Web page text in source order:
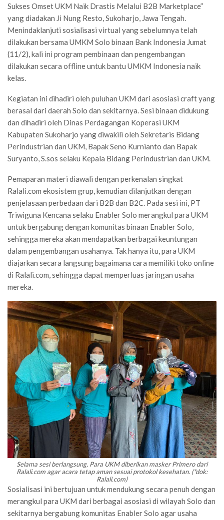
Sukses Omset UKM Naik Drastis Melalui B2B Marketplace”
yang diadakan Ji Nung Resto, Sukoharjo, Jawa Tengah.
Menindaklanjuti sosialisasi virtual yang sebelumnya telah
dilakukan bersama UMKM Solo binaan Bank Indonesia Jumat
(11/2), kali ini program pembinaan dan pengembangan
dilakukan secara offline untuk bantu UMKM Indonesia naik
kelas.
Kegiatan ini dihadiri oleh puluhan UKM dari asosiasi craft yang
berasal dari daerah Solo dan sekitarnya. Sesi binaan didukung
dan dihadiri oleh Dinas Perdagangan Koperasi UKM
Kabupaten Sukoharjo yang diwakili oleh Sekretaris Bidang
Perindustrian dan UKM, Bapak Seno Kurnianto dan Bapak
Suryanto, S.sos selaku Kepala Bidang Perindustrian dan UKM.
Pemaparan materi diawali dengan perkenalan singkat
Ralali.com ekosistem grup, kemudian dilanjutkan dengan
penjelasaan perbedaan dari B2B dan B2C. Pada sesi ini, PT
Triwiguna Kencana selaku Enabler Solo merangkul para UKM
untuk bergabung dengan komunitas binaan Enabler Solo,
sehingga mereka akan mendapatkan berbagai keuntungan
dalam pengembangan usahanya. Tak hanya itu, para UKM
diajarkan secara langsung bagaimana cara memiliki toko online
di Ralali.com, sehingga dapat memperluas jaringan usaha
mereka.
Selama sesi berlangsung, Para UKM diberikan masker Primero dari
Ralali.com agar acara tetap aman sesuai protokol kesehatan. (*dok:
Ralali.com)
Sosialisasi ini bertujuan untuk mendukung secara penuh dengan
merangkul para UKM dari berbagai asosiasi di wilayah Solo dan
sekitarnya bergabung komunitas Enabler Solo agar usaha